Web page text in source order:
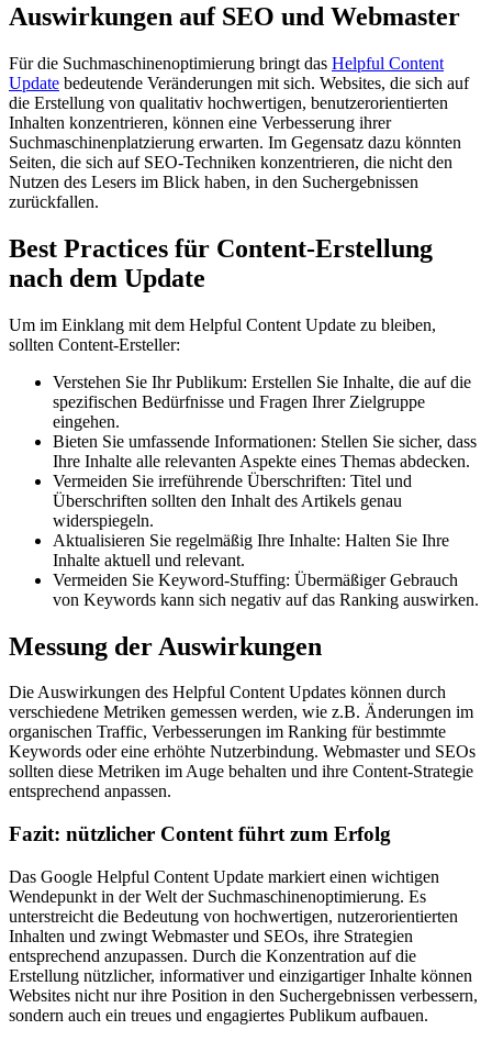
Auswirkungen auf SEO und Webmaster
Für die Suchmaschinenoptimierung bringt das Helpful Content
Update bedeutende Veränderungen mit sich. Websites, die sich auf
die Erstellung von qualitativ hochwertigen, benutzerorientierten
Inhalten konzentrieren, können eine Verbesserung ihrer
Suchmaschinenplatzierung erwarten. Im Gegensatz dazu könnten
Seiten, die sich auf SEO-Techniken konzentrieren, die nicht den
Nutzen des Lesers im Blick haben, in den Suchergebnissen
zurückfallen.
Best Practices für Content-Erstellung
nach dem Update
Um im Einklang mit dem Helpful Content Update zu bleiben,
sollten Content-Ersteller:
Verstehen Sie Ihr Publikum: Erstellen Sie Inhalte, die auf die
spezifischen Bedürfnisse und Fragen Ihrer Zielgruppe
eingehen.
Bieten Sie umfassende Informationen: Stellen Sie sicher, dass
Ihre Inhalte alle relevanten Aspekte eines Themas abdecken.
Vermeiden Sie irreführende Überschriften: Titel und
Überschriften sollten den Inhalt des Artikels genau
widerspiegeln.
Aktualisieren Sie regelmäßig Ihre Inhalte: Halten Sie Ihre
Inhalte aktuell und relevant.
Vermeiden Sie Keyword-Stuffing: Übermäßiger Gebrauch
von Keywords kann sich negativ auf das Ranking auswirken.
Messung der Auswirkungen
Die Auswirkungen des Helpful Content Updates können durch
verschiedene Metriken gemessen werden, wie z.B. Änderungen im
organischen Traffic, Verbesserungen im Ranking für bestimmte
Keywords oder eine erhöhte Nutzerbindung. Webmaster und SEOs
sollten diese Metriken im Auge behalten und ihre Content-Strategie
entsprechend anpassen.
Fazit: nützlicher Content führt zum Erfolg
Das Google Helpful Content Update markiert einen wichtigen
Wendepunkt in der Welt der Suchmaschinenoptimierung. Es
unterstreicht die Bedeutung von hochwertigen, nutzerorientierten
Inhalten und zwingt Webmaster und SEOs, ihre Strategien
entsprechend anzupassen. Durch die Konzentration auf die
Erstellung nützlicher, informativer und einzigartiger Inhalte können
Websites nicht nur ihre Position in den Suchergebnissen verbessern,
sondern auch ein treues und engagiertes Publikum aufbauen.